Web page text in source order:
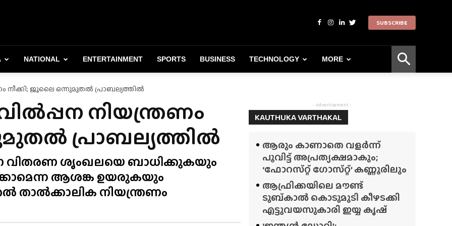
SUBSCRIBE
NATIONAL ENTERTAINMENT SPORTS BUSINESS TECHNOLOGY MORE
നീക്കി; ജൂലൈ ഒന്നുമുതൽ പ്രാബല്യത്തിൽ
നിയന്ത്രണം
പ്രാബല്യത്തിൽ
വിതരണ ശൃംഖലയെ ബാധിക്കുകയും
ആശങ്ക ഉയരുകയും
നിയന്ത്രണം
- Advertisement -
KAUTHUKA VARTHAKAL
ആരും കാണാതെ വളർന്ന്
പൂവിട്ട് അപ്രത്യക്ഷമാകും;
‘ഫോറസ്‌റ്റ്‌ ഗോസ്‌റ്റ്’ കണ്ണൂരിലും
ആഫ്രിക്കയിലെ മൗണ്ട്
ടുബ്‌കാൽ കൊടുമുടി കീഴടക്കി
എട്ടുവയസുകാരി ഇയ്യ കൃഷ്